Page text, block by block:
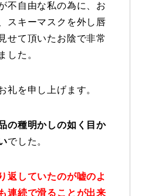
の声
不自由な私の為に、お
スキーマスクを外し唇
せて頂いたお陰で非常
した。
礼を申し上げます。
の種明かしの如く目か
でした。
返していたのが嘘のよ
連続で滑ることが出来